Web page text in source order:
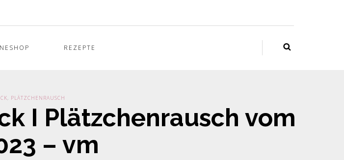
REZEPTE
, PLÄTZCHENRAUSCH
I Plätzchenrausch vom
– vm